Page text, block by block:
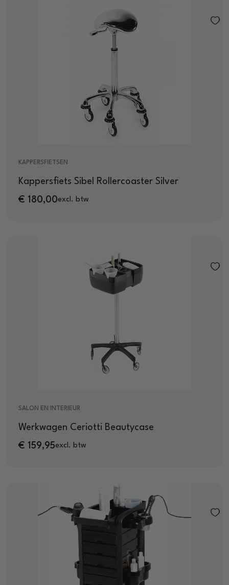
KAPPERSFIETSEN
Kappersfiets Sibel Rollercoaster Silver
€ 180,00excl. btw
SALON EN INTERIEUR
Werkwagen Ceriotti Beautycase
€ 159,95excl. btw